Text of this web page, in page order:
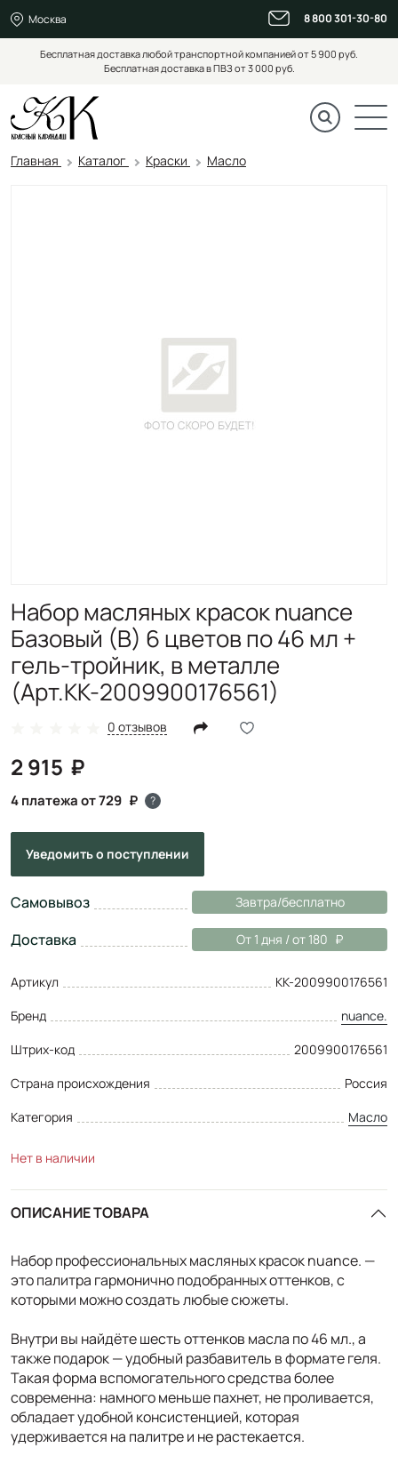
Москва 8 800 301-30-80
Бесплатная доставка любой транспортной компанией от 5 900 руб.
Бесплатная доставка в ПВЗ от 3 000 руб.
Главная Каталог Краски Масло
Набор масляных красок nuance
Базовый (В) 6 цветов по 46 мл +
гель-тройник, в металле
(Арт.КК-2009900176561)
0 отзывов
2 915
4 платежа от 729 ?
Уведомитьо поступлении
Самовывоз Завтра/бесплатно
Доставка От 1 дня / от 180
Артикул
КК-2009900176561
Бренд
nuance.
Штрих-код
2009900176561
Страна происхождения
Россия
Категория
Масло
Нет в наличии
ОПИСАНИЕ ТОВАРА
Набор профессиональных масляных красок nuance. —
это палитра гармонично подобранных оттенков, с
которыми можно создать любые сюжеты.
Внутри вы найдёте шесть оттенков масла по 46 мл., а
также подарок — удобный разбавитель в формате геля.
Такая форма вспомогательного средства более
современна: намного меньше пахнет, не проливается,
обладает удобной консистенцией, которая
удерживается на палитре и не растекается.